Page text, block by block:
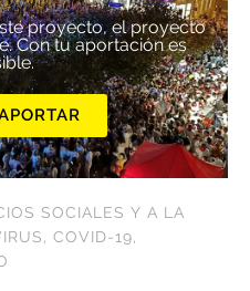
proyecto, el proyecto
Con tu aportación es
SOCIALES Y A LA
, COVID-19,